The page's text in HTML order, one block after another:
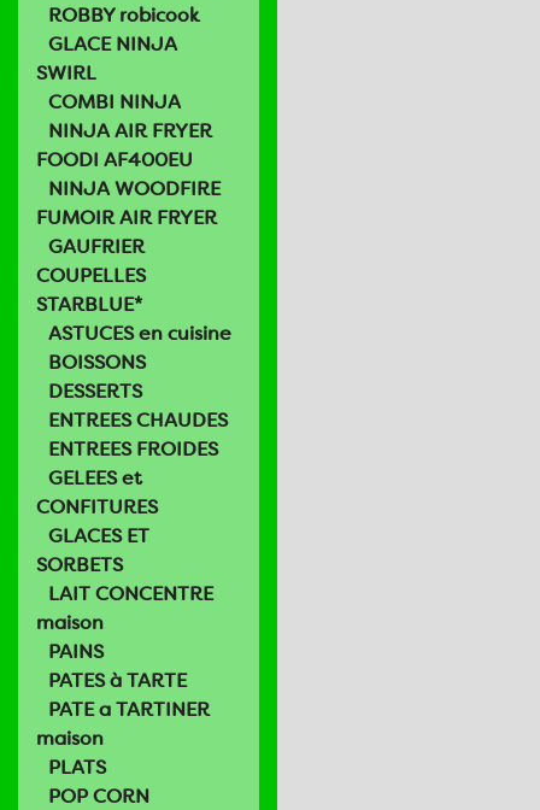
ROBBY robicook
GLACE NINJA
SWIRL
COMBI NINJA
NINJA AIR FRYER
FOODI AF400EU
NINJA WOODFIRE
FUMOIR AIR FRYER
GAUFRIER
COUPELLES
STARBLUE*
ASTUCES en cuisine
BOISSONS
DESSERTS
ENTREES CHAUDES
ENTREES FROIDES
GELEES et
CONFITURES
GLACES ET
SORBETS
LAIT CONCENTRE
maison
PAINS
PATES à TARTE
PATE a TARTINER
maison
PLATS
POP CORN